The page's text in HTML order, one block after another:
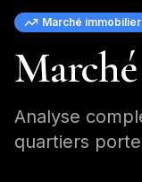
Marché immobilier
Analyse
quartiers